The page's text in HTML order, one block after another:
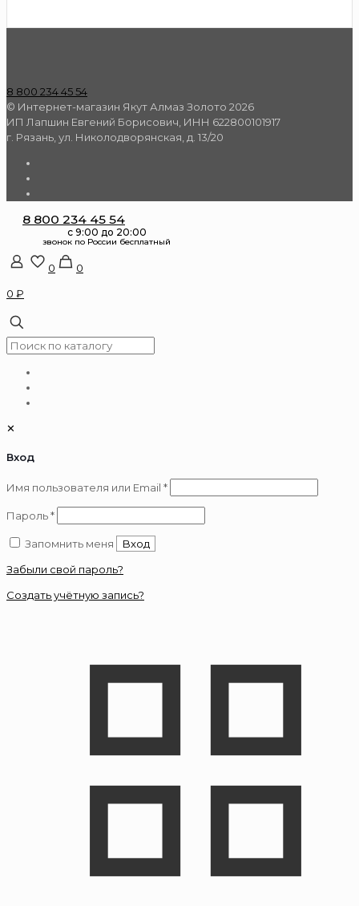
8 800 234 45 54
© Интернет-магазин Якут Алмаз Золото 2026
ИП Лапшин Евгений Борисович, ИНН 622800101917
г. Рязань, ул. Николодворянская, д. 13/20
8 800 234 45 54
0
0
0 ₽
✕
Вход
Имя пользователя или Email *Обязательно
Пароль*Обязательно
Запомнить меня
Вход
Забыли свой пароль?
Создать учётную запись?